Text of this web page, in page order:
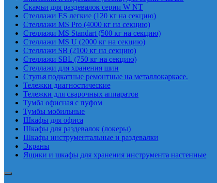
Скамьи для раздевалок серии W NT
Стеллажи ES легкие (120 кг на секцию)
Стеллажи MS Pro (4000 кг на секцию)
Стеллажи MS Standart (500 кг на секцию)
Стеллажи MS U (2000 кг на секцию)
Стеллажи SB (2100 кг на секцию)
Стеллажи SBL (750 кг на секцию)
Стеллажи для хранения шин
Стулья подкатные ремонтные на металлокаркасе.
Тележки диагностические
Тележки для сварочных аппаратов
Тумба офисная с пуфом
Тумбы мобильные
Шкафы для офиса
Шкафы для раздевалок (локеры)
Шкафы инструментальные и раздевалки
Экраны
Ящики и шкафы для хранения инструмента настенные